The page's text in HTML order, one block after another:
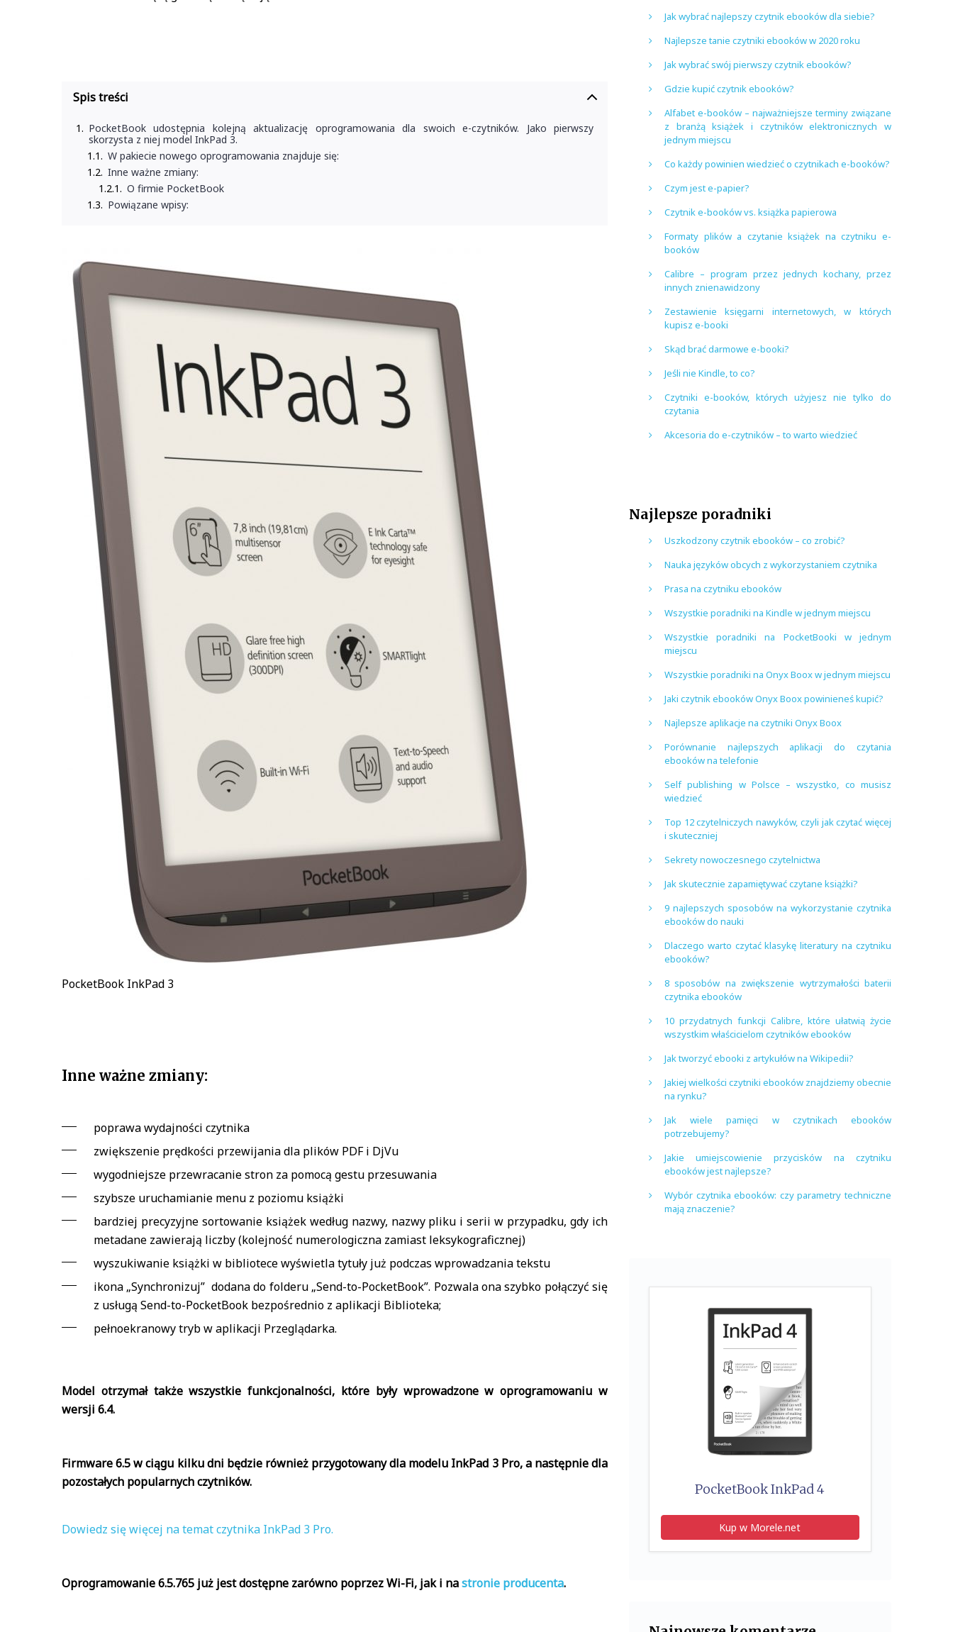
Spis treści
PocketBook udostępnia kolejną aktualizację oprogramowania dla swoich e-czytników. Jako pierwszy
skorzysta z niej model InkPad 3.
W pakiecie nowego oprogramowania znajduje się:
Inne ważne zmiany:
O firmie PocketBook
Powiązane wpisy:
PocketBook InkPad 3
Inne ważne zmiany:
poprawa wydajności czytnika
zwiększenie prędkości przewijania dla plików PDF i DjVu
wygodniejsze przewracanie stron za pomocą gestu przesuwania
szybsze uruchamianie menu z poziomu książki
bardziej precyzyjne sortowanie książek według nazwy, nazwy pliku i serii w przypadku, gdy ich
metadane zawierają liczby (kolejność numerologiczna zamiast leksykograficznej)
wyszukiwanie książki w bibliotece wyświetla tytuły już podczas wprowadzania tekstu
ikona „Synchronizuj” dodana do folderu „Send-to-PocketBook”. Pozwala ona szybko połączyć się
z usługą Send-to-PocketBook bezpośrednio z aplikacji Biblioteka;
pełnoekranowy tryb w aplikacji Przeglądarka.
Model otrzymał także wszystkie funkcjonalności, które były wprowadzone w oprogramowaniu w
wersji 6.4.
Firmware 6.5 w ciągu kilku dni będzie również przygotowany dla modelu InkPad 3 Pro, a następnie dla
pozostałych popularnych czytników.
Dowiedz się więcej na temat czytnika InkPad 3 Pro.
Oprogramowanie 6.5.765 już jest dostępne zarówno poprzez Wi-Fi, jak i nastronie producenta.
Jak wybrać najlepszy czytnik ebooków dla siebie?
Najlepsze tanie czytniki ebooków w 2020 roku
Jak wybrać swój pierwszy czytnik ebooków?
Gdzie kupić czytnik ebooków?
Alfabet e-booków – najważniejsze terminy związane
z branżą książek i czytników elektronicznych w
jednym miejscu
Co każdy powinien wiedzieć o czytnikach e-booków?
Czym jest e-papier?
Czytnik e-booków vs. książka papierowa
Formaty plików a czytanie książek na czytniku e-
booków
Calibre – program przez jednych kochany, przez
innych znienawidzony
Zestawienie księgarni internetowych, w których
kupisz e-booki
Skąd brać darmowe e-booki?
Jeśli nie Kindle, to co?
Czytniki e-booków, których użyjesz nie tylko do
czytania
Akcesoria do e-czytników – to warto wiedzieć
Najlepsze poradniki
Uszkodzony czytnik ebooków – co zrobić?
Nauka języków obcych z wykorzystaniem czytnika
Prasa na czytniku ebooków
Wszystkie poradniki na Kindle w jednym miejscu
Wszystkie poradniki na PocketBooki w jednym
miejscu
Wszystkie poradniki na Onyx Boox w jednym miejscu
Jaki czytnik ebooków Onyx Boox powinieneś kupić?
Najlepsze aplikacje na czytniki Onyx Boox
Porównanie najlepszych aplikacji do czytania
ebooków na telefonie
Self publishing w Polsce – wszystko, co musisz
wiedzieć
Top 12 czytelniczych nawyków, czyli jak czytać więcej
i skuteczniej
Sekrety nowoczesnego czytelnictwa
Jak skutecznie zapamiętywać czytane książki?
9 najlepszych sposobów na wykorzystanie czytnika
ebooków do nauki
Dlaczego warto czytać klasykę literatury na czytniku
ebooków?
8 sposobów na zwiększenie wytrzymałości baterii
czytnika ebooków
10 przydatnych funkcji Calibre, które ułatwią życie
wszystkim właścicielom czytników ebooków
Jak tworzyć ebooki z artykułów na Wikipedii?
Jakiej wielkości czytniki ebooków znajdziemy obecnie
na rynku?
Jak wiele pamięci w czytnikach ebooków
potrzebujemy?
Jakie umiejscowienie przycisków na czytniku
ebooków jest najlepsze?
Wybór czytnika ebooków: czy parametry techniczne
mają znaczenie?
PocketBook InkPad 4
Kup w Morele.net